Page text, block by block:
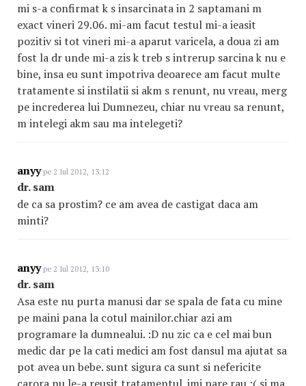
mi s-a confirmat k s insarcinata in 2 saptamani m
exact vineri 29.06. mi-am facut testul mi-a ieasit
pozitiv si tot vineri mi-a aparut varicela, a doua zi am
fost la dr unde mi-a zis k treb s intrerup sarcina k nu e
bine, insa eu sunt impotriva deoarece am facut multe
tratamente si instilatii si akm s renunt, nu vreau, merg
pe increderea lui Dumnezeu, chiar nu vreau sa renunt,
m intelegi akm sau ma intelegeti?
anyype 2 Iul 2012, 13:12
dr. sam
de ca sa prostim? ce am avea de castigat daca am
minti?
anyype 2 Iul 2012, 13:10
dr. sam
Asa este nu purta manusi dar se spala de fata cu mine
pe maini pana la cotul mainilor.chiar azi am
programare la dumnealui. :D nu zic ca e cel mai bun
medic dar pe la cati medici am fost dansul ma ajutat sa
pot avea un bebe. sunt sigura ca sunt si nefericite